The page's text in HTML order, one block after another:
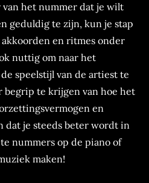
het nummer dat je wilt
geduldig te zijn, kun je stap
en ritmes onder
nuttig om naar het
speelstijl van de artiest te
begrip te krijgen van hoe het
en
dat je steeds beter wordt in
nummers op de piano of
maken!